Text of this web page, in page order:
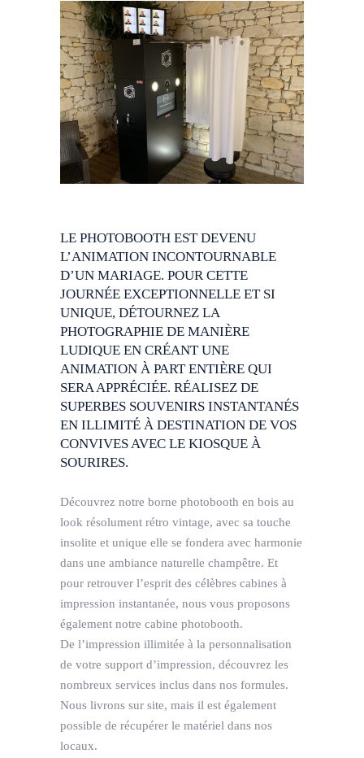
LE PHOTOBOOTH EST DEVENU
L’ANIMATION INCONTOURNABLE
D’UN MARIAGE. POUR CETTE
JOURNÉE EXCEPTIONNELLE ET SI
UNIQUE, DÉTOURNEZ LA
PHOTOGRAPHIE DE MANIÈRE
LUDIQUE EN CRÉANT UNE
ANIMATION À PART ENTIÈRE QUI
SERA APPRÉCIÉE. RÉALISEZ DE
SUPERBES SOUVENIRS INSTANTANÉS
EN ILLIMITÉ À DESTINATION DE VOS
CONVIVES AVEC LE KIOSQUE À
SOURIRES.
Découvrez notre borne photobooth en bois au
look résolument rétro vintage, avec sa touche
insolite et unique elle se fondera avec harmonie
dans une ambiance naturelle champêtre. Et
pour retrouver l’esprit des célèbres cabines à
impression instantanée, nous vous proposons
également notre cabine photobooth.
De l’impression illimitée à la personnalisation
de votre support d’impression, découvrez les
nombreux services inclus dans nos formules.
Nous livrons sur site, mais il est également
possible de récupérer le matériel dans nos
locaux.